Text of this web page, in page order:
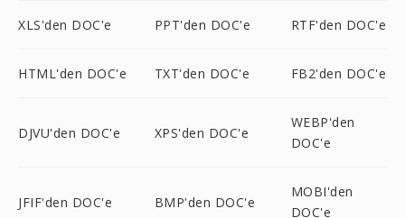
XLS'den DOC'e PPT'den DOC'e RTF'den DOC'e
HTML'den DOC'e TXT'den DOC'e FB2'den DOC'e
DJVU'den DOC'e XPS'den DOC'e
WEBP'den
DOC'e
JFIF'den DOC'e BMP'den DOC'e
MOBI'den
DOC'e